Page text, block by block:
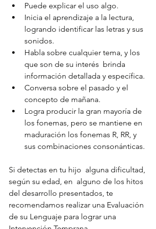
Puede explicar el uso algo.
Inicia el aprendizaje a la lectura,
logrando identificar las letras y sus
sonidos.
Habla sobre cualquier tema, y los
que son de su interés  brinda
información detallada y específica.
Conversa sobre el pasado y el
concepto de mañana.
Logra producir la gran mayoría de
los fonemas, pero se mantiene en
maduración los fonemas R, RR, y
sus combinaciones consonánticas.
Si detectas en tu hijo  alguna dificultad,
según su edad, en  alguno de los hitos
del desarrollo presentados, te
recomendamos realizar una Evaluación
de su Lenguaje para lograr una